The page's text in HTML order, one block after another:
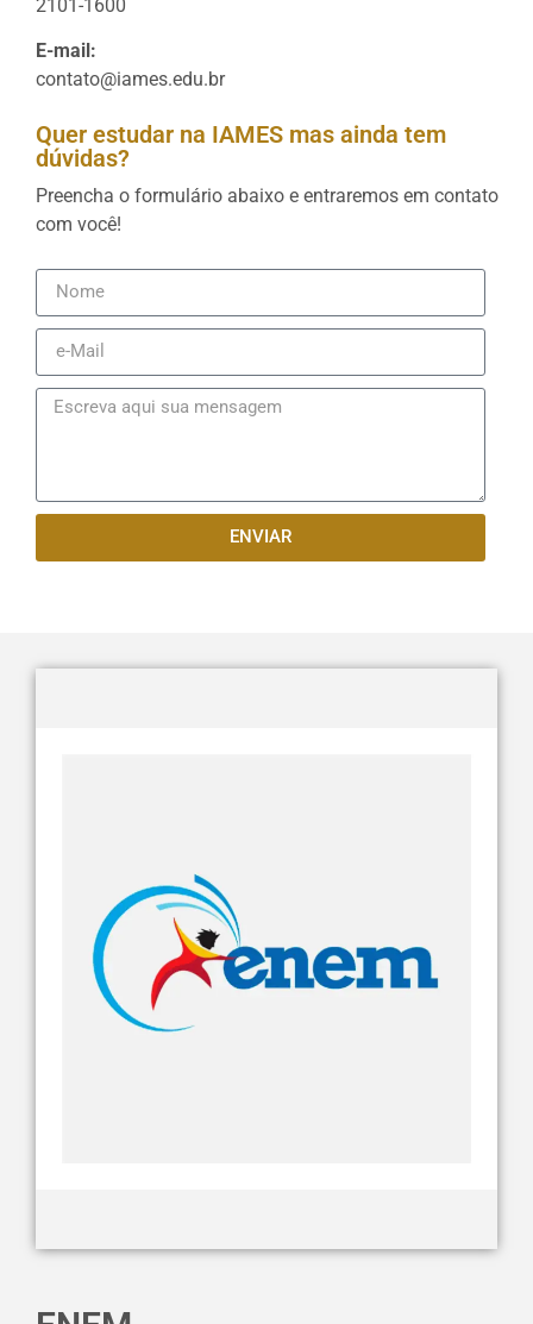
2101-1600
E-mail:
contato@iames.edu.br
Quer estudar na IAMES mas ainda tem
dúvidas?
Preencha o formulário abaixo e entraremos em contato
com você!
ENVIAR